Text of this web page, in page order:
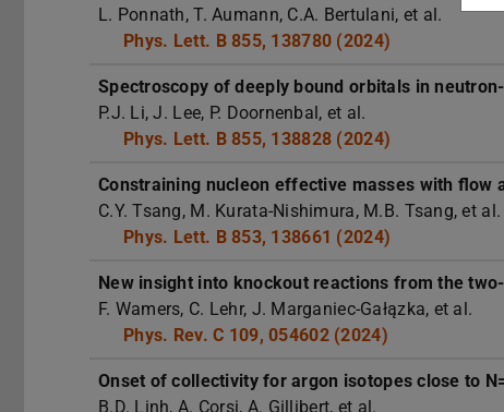
L. Ponnath, T. Aumann, C.A. Bertulani, et al.
Phys. Lett. B 855, 138780 (2024)
Spectroscopy of deeply bound orbitals in
P.J. Li, J. Lee, P. Doornenbal, et al.
Phys. Lett. B 855, 138828 (2024)
Constraining nucleon effective masses with flow
C.Y. Tsang, M. Kurata-Nishimura, M.B. Tsang, et al.
Phys. Lett. B 853, 138661 (2024)
New insight into knockout reactions from the
F. Wamers, C. Lehr, J. Marganiec-Gałązka, et al.
Phys. Rev. C 109, 054602 (2024)
Onset of collectivity for argon isotopes close to
B.D. Linh, A. Corsi, A. Gillibert, et al.